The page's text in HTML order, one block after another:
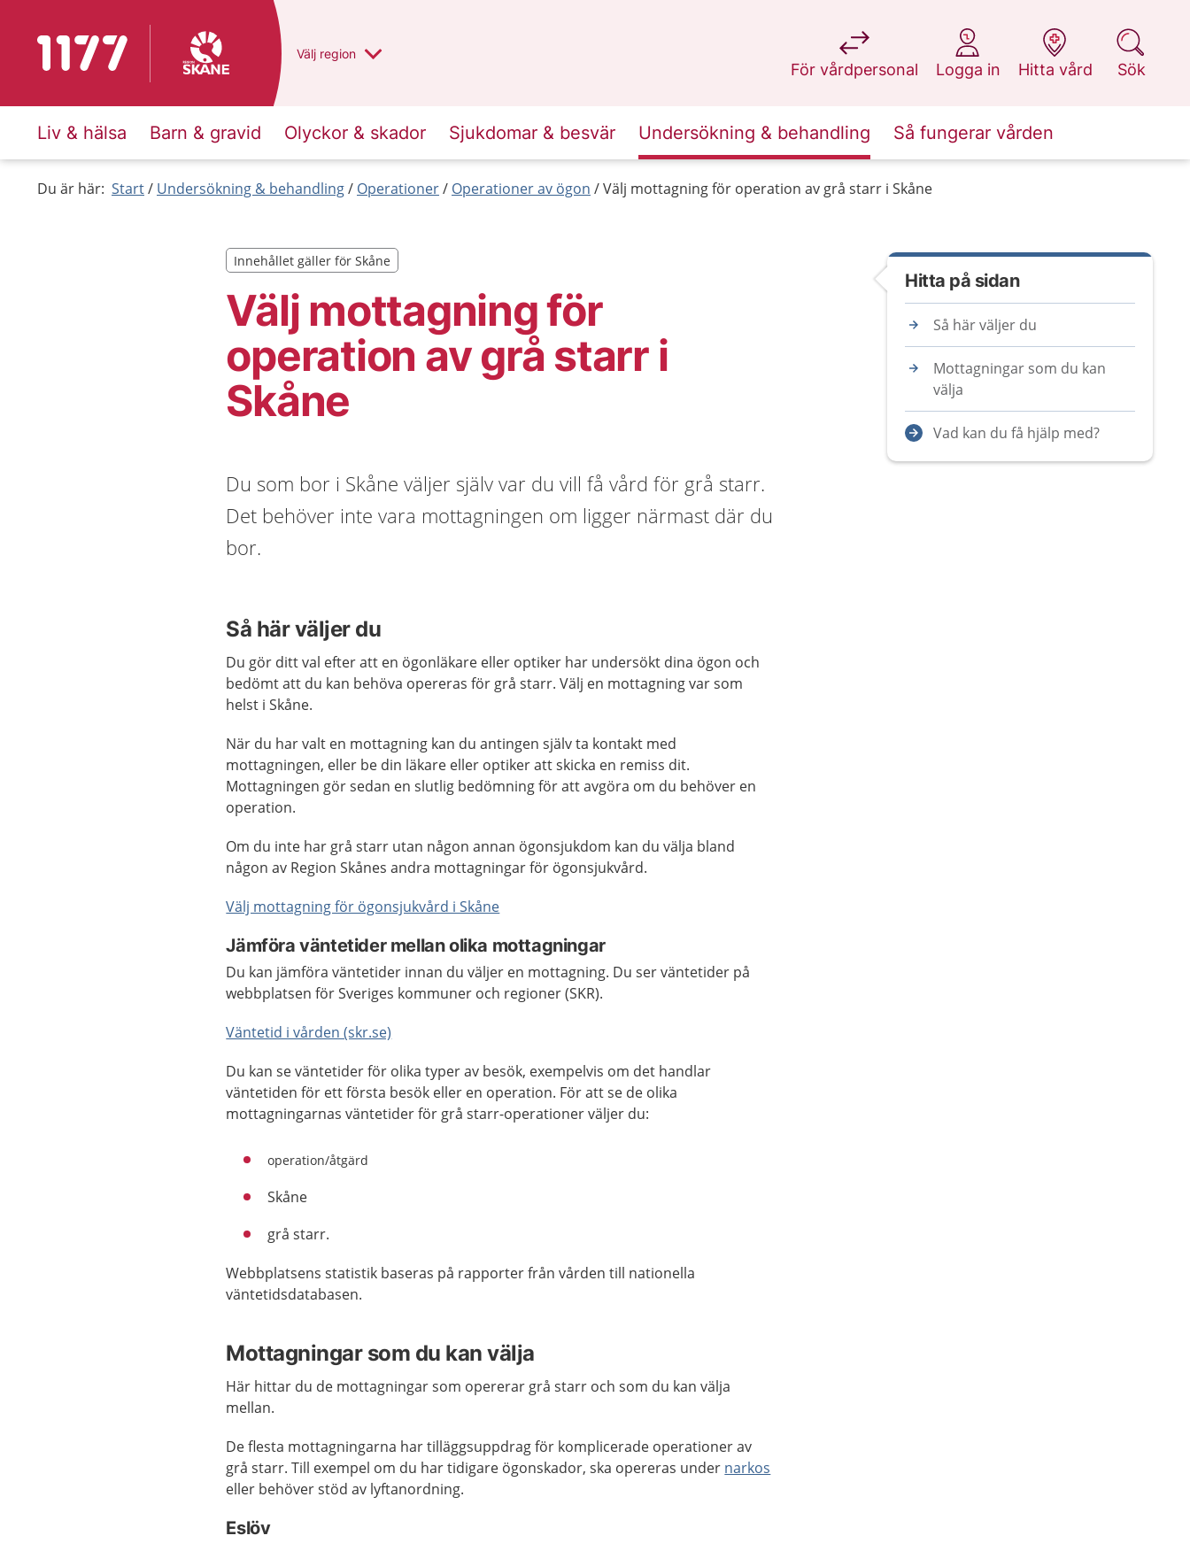
Till startsidan för 1177 Du har valt region
Välj en annan
region
För vårdpersonal
på 1177.se
Logga in
på 1177.se
Hitta vård
på 1177.se
Sök
på 1177.se
Liv & hälsa Barn & gravid Olyckor & skador Sjukdomar & besvär Undersökning & behandling Så fungerar vården
Du är här: Start Undersökning & behandling Operationer Operationer av ögon Välj mottagning för operation av grå starr i Skåne
Välj mottagning för
operation av grå starr i
Skåne
Innehållet gäller för Skåne
Innehållet gäller för Skåne
Du som bor i Skåne väljer själv var du vill få vård för grå starr.
Det behöver inte vara mottagningen om ligger närmast där du
bor.
Så här väljer du
Du gör ditt val efter att en ögonläkare eller optiker har undersökt dina ögon och
bedömt att du kan behöva opereras för grå starr. Välj en mottagning var som
helst i Skåne.
När du har valt en mottagning kan du antingen själv ta kontakt med
mottagningen, eller be din läkare eller optiker att skicka en remiss dit.
Mottagningen gör sedan en slutlig bedömning för att avgöra om du behöver en
operation.
Om du inte har grå starr utan någon annan ögonsjukdom kan du välja bland
någon av Region Skånes andra mottagningar för ögonsjukvård.
Välj mottagning för ögonsjukvård i Skåne
Jämföra väntetider mellan olika mottagningar
Du kan jämföra väntetider innan du väljer en mottagning. Du ser väntetider på
webbplatsen för Sveriges kommuner och regioner (SKR).
Väntetid i vården (skr.se)
Du kan se väntetider för olika typer av besök, exempelvis om det handlar
väntetiden för ett första besök eller en operation. För att se de olika
mottagningarnas väntetider för grå starr-operationer väljer du:
operation/åtgärd
Skåne
grå starr.
Webbplatsens statistik baseras på rapporter från vården till nationella
väntetidsdatabasen.
Mottagningar som du kan välja
Här hittar du de mottagningar som opererar grå starr och som du kan välja
mellan.
De flesta mottagningarna har tilläggsuppdrag för komplicerade operationer av
grå starr. Till exempel om du har tidigare ögonskador, ska opereras under narkos
eller behöver stöd av lyftanordning.
Eslöv
Hitta på sidan
Så här väljer du
Mottagningar som du kan
välja
Vad kan du få hjälp med?